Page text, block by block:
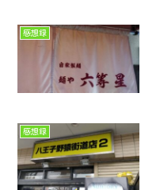
感想録
感想録